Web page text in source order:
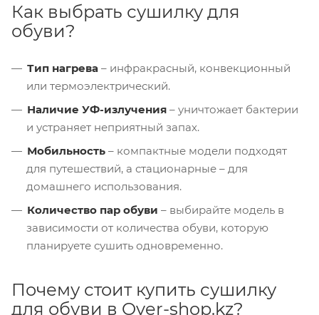
Как выбрать сушилку для
обуви?
Тип нагрева – инфракрасный, конвекционный
или термоэлектрический.
Наличие УФ-излучения – уничтожает бактерии
и устраняет неприятный запах.
Мобильность – компактные модели подходят
для путешествий, а стационарные – для
домашнего использования.
Количество пар обуви – выбирайте модель в
зависимости от количества обуви, которую
планируете сушить одновременно.
Почему стоит купить сушилку
для обуви в Over-shop.kz?